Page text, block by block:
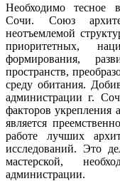
Необходимо тесное
Сочи. Союз
неотъемлемой
приоритетных,
формирования,
пространств,
среду обитания.
администрации г.
факторов укрепления
является
работе лучших
исследований. Это
мастерской,
администрации.